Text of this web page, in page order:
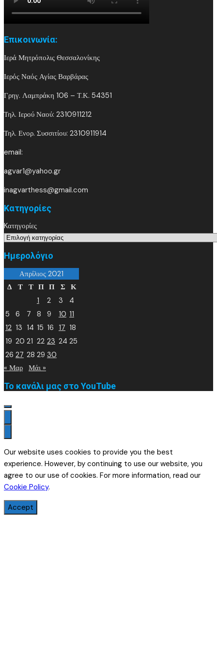
Επικοινωνία:
Ιερά Μητρόπολις Θεσσαλονίκης
Ιερός Ναός Αγίας Βαρβάρας
Γρηγ. Λαμπράκη 106 – Τ.Κ. 54351
Τηλ. Ιερού Ναού: 2310911212
Τηλ. Ενορ. Συσσιτίου: 2310911914
email:
agvar1@yahoo.gr
inagvarthess@gmail.com
Kατηγορίες
Kατηγορίες
Ημερολόγιο
Απρίλιος 2021
Δ
Τ Τ Π Π Σ Κ
1
2 3
4
5
6 7 8 9 10 11
12 13 14 15 16 17 18
19 20 21 22 23 24 25
26 27 28 29 30
« Μαρ Μάι »
Το κανάλι μας στο YouTube
Our website uses cookies to provide you the best
experience. However, by continuing to use our website, you
agree to our use of cookies. For more information, read our
Cookie Policy.
Accept